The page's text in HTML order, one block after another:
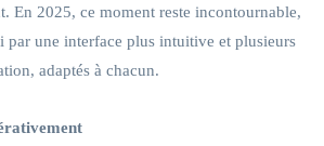
En 2025, ce moment reste incontournable,
par une interface plus intuitive et plusieurs
adaptés à chacun.